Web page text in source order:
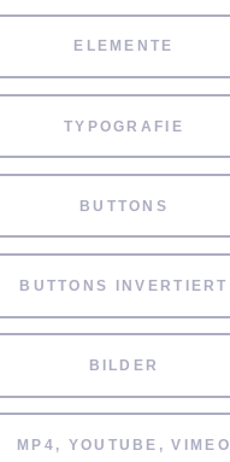
ELEMENTE
TYPOGRAFIE
BUTTONS
BUTTONS INVERTIERT
BILDER
MP4, YOUTUBE, VIMEO